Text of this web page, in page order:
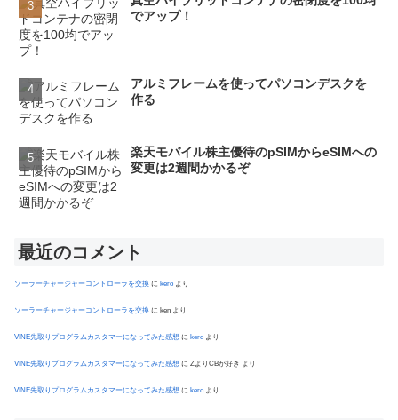
でアップ！
アルミフレームを使ってパソコンデスクを
作る
楽天モバイル株主優待のpSIMからeSIMへの
変更は2週間かかるぞ
最近のコメント
ソーラーチャージャーコントローラを交換 に kero より
ソーラーチャージャーコントローラを交換 に ken より
VINE先取りプログラムカスタマーになってみた感想 に kero より
VINE先取りプログラムカスタマーになってみた感想 に ZよりCBが好き より
VINE先取りプログラムカスタマーになってみた感想 に kero より